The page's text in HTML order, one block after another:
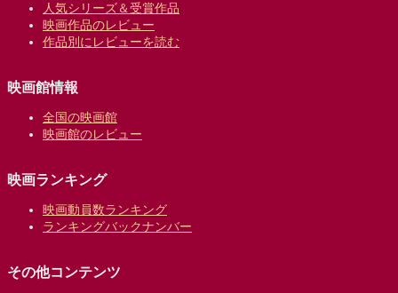
人気シリーズ＆受賞作品
映画作品のレビュー
作品別にレビューを読む
映画館情報
全国の映画館
映画館のレビュー
映画ランキング
映画動員数ランキング
ランキングバックナンバー
その他コンテンツ